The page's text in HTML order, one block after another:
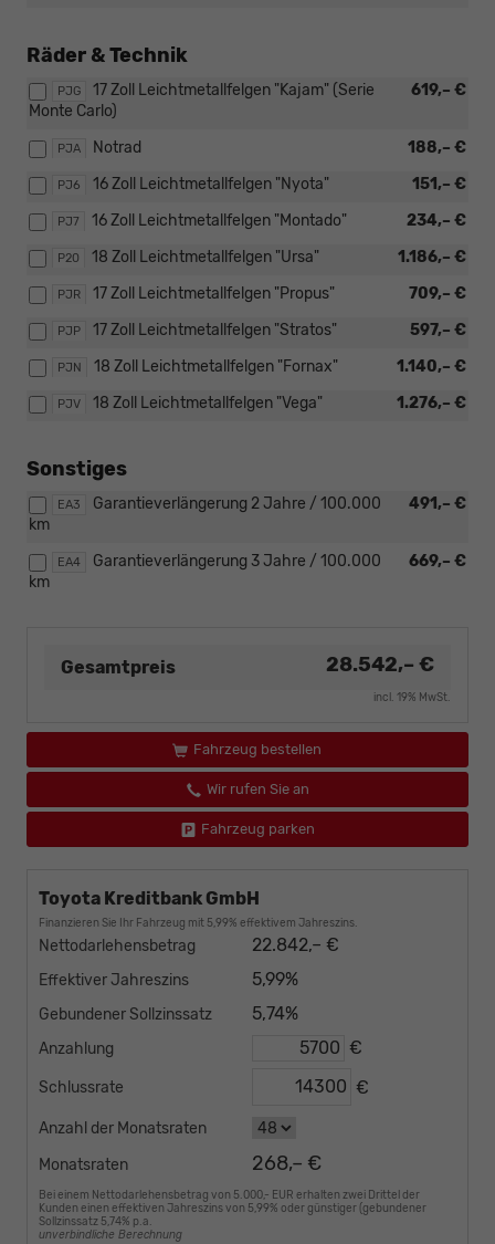
Räder & Technik
PJG 619,– €
17 Zoll Leichtmetallfelgen "Kajam" (Serie
Monte Carlo)
PJA 188,– €
Notrad
PJ6 151,– €
16 Zoll Leichtmetallfelgen "Nyota"
PJ7 234,– €
16 Zoll Leichtmetallfelgen "Montado"
P20 1.186,– €
18 Zoll Leichtmetallfelgen "Ursa"
PJR 709,– €
17 Zoll Leichtmetallfelgen "Propus"
PJP 597,– €
17 Zoll Leichtmetallfelgen "Stratos"
PJN 1.140,– €
18 Zoll Leichtmetallfelgen "Fornax"
PJV 1.276,– €
18 Zoll Leichtmetallfelgen "Vega"
Sonstiges
EA3 491,– €
Garantieverlängerung 2 Jahre / 100.000
km
EA4 669,– €
Garantieverlängerung 3 Jahre / 100.000
km
Gesamtpreis 28.542,– €
incl. 19% MwSt.
Fahrzeug bestellen
Wir rufen Sie an
Fahrzeug parken
Toyota Kreditbank GmbH
Finanzieren Sie Ihr Fahrzeug mit 5,99% effektivem Jahreszins.
Nettodarlehensbetrag 22.842,– €
Effektiver Jahreszins 5,99%
Gebundener Sollzinssatz 5,74%
Anzahlung €
Schlussrate €
Anzahl der Monatsraten
Monatsraten
268,– €
Bei einem Nettodarlehensbetrag von 5.000,- EUR erhalten zwei Drittel der
Kunden einen effektiven Jahreszins von 5,99% oder günstiger (gebundener
Sollzinssatz 5,74% p.a.
unverbindliche Berechnung